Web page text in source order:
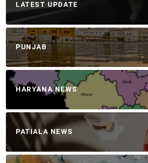
LATEST UPDATE
PUNJAB
HARYANA NEWS
PATIALA NEWS